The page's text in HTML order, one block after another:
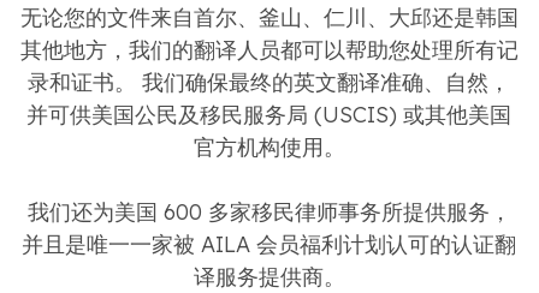
无论您的文件来自首尔、釜山、仁川、大邱还是韩国
其他地方，我们的翻译人员都可以帮助您处理所有记
录和证书。 我们确保最终的英文翻译准确、自然，
并可供美国公民及移民服务局 (USCIS) 或其他美国
官方机构使用。
我们还为美国 600 多家移民律师事务所提供服务，
并且是唯一一家被 AILA 会员福利计划认可的认证翻
译服务提供商。